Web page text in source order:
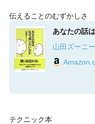
伝えることのむずかしさ
あなたの話
山田ズーニー
テクニック本